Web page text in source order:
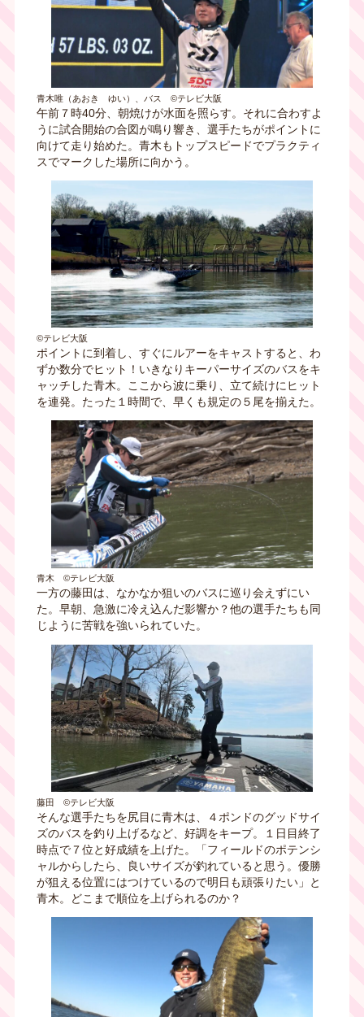
青木唯（あおき ゆい）、バス ©テレビ大阪
午前７時40分、朝焼けが水面を照らす。それに合わすよ
うに試合開始の合図が鳴り響き、選手たちがポイントに
向けて走り始めた。青木もトップスピードでプラクティ
スでマークした場所に向かう。
©テレビ大阪
ポイントに到着し、すぐにルアーをキャストすると、わ
ずか数分でヒット！いきなりキーパーサイズのバスをキ
ャッチした青木。ここから波に乗り、立て続けにヒット
を連発。たった１時間で、早くも規定の５尾を揃えた。
青木 ©テレビ大阪
一方の藤田は、なかなか狙いのバスに巡り会えずにい
た。早朝、急激に冷え込んだ影響か？他の選手たちも同
じように苦戦を強いられていた。
藤田 ©テレビ大阪
そんな選手たちを尻目に青木は、４ポンドのグッドサイ
ズのバスを釣り上げるなど、好調をキープ。１日目終了
時点で７位と好成績を上げた。「フィールドのポテンシ
ャルからしたら、良いサイズが釣れていると思う。優勝
が狙える位置にはつけているので明日も頑張りたい」と
青木。どこまで順位を上げられるのか？